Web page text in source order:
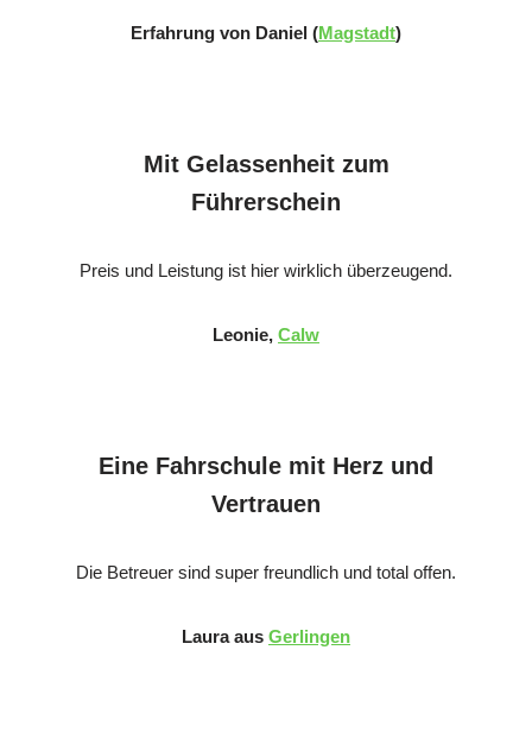
Erfahrung von Daniel (Magstadt)
Mit Gelassenheit zum
Führerschein
Preis und Leistung ist hier wirklich überzeugend.
Leonie, Calw
Eine Fahrschule mit Herz und
Vertrauen
Die Betreuer sind super freundlich und total offen.
Laura aus Gerlingen